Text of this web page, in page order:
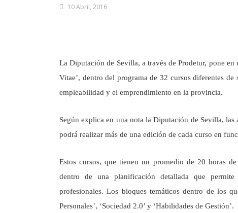
10 Abril, 2016
La Diputación de Sevilla, a través de Prodetur, pone
Vitae’, dentro del programa de 32 cursos diferentes
empleabilidad y el emprendimiento en la provincia.
Según explica en una nota la Diputación de Sevilla,
podrá realizar más de una edición de cada curso en
Estos cursos, que tienen un promedio de 20 horas
dentro de una planificación detallada que
profesionales. Los bloques temáticos dentro de los
Personales’, ‘Sociedad 2.0’ y ‘Habilidades de Gestión’.